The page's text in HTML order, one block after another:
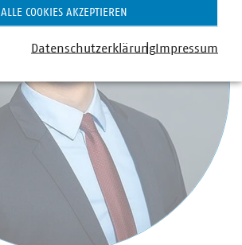
ALLE COOKIES AKZEPTIEREN
DatenschutzerklärungImpressum